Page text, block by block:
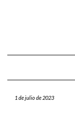
1 de julio de 2023